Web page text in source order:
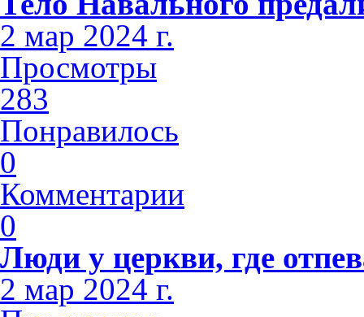
2 мар 2024 г.
Просмотры
283
Понравилось
0
Комментарии
0
Люди у церкви, где
2 мар 2024 г.